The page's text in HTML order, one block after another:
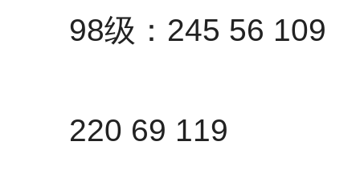
98级：245 56 109
220 69 119